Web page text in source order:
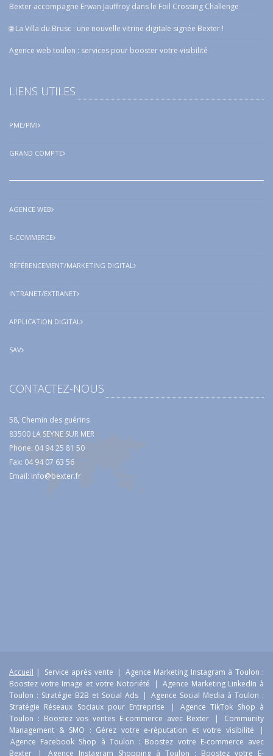
Bexter accompagne Erwan Jauffroy dans le Foil Crossing Challenge
🌐 La Villa du Brusc : une nouvelle vitrine digitale signée Bexter !
Agence web toulon : services pour booster votre visibilité
LIENS UTILES
PME/PMI
GRAND COMPTE
AGENCE WEB
E-COMMERCE
RÉFÉRENCEMENT/MARKETING DIGITAL
INTRANET/EXTRANET
APPLICATION DIGITAL
SAV
CONTACTEZ-NOUS
58, Chemin des guérins
83500 LA SEYNE SUR MER
Phone: 04 94 25 81 50
Fax: 04 94 07 63 56
Email: info@bexter.fr
Accueil | Service après vente | Agence Marketing Instagram à Toulon :
Boostez votre Image et votre Notoriété
| Agence Marketing LinkedIn à
Toulon : Stratégie B2B et Social Ads | Agence Social Media à Toulon :
Stratégie Réseaux Sociaux pour Entreprise
|
Agence TikTok Shop à
Toulon : Boostez vos ventes E-commerce avec Bexter
|
Community
Management & SMO : Gérez votre e-réputation et votre visibilité
|
Agence Facebook Shop à Toulon : Boostez votre E-commerce avec
Bexter
| Agence Instagram Shopping à Toulon : Boostez votre E-